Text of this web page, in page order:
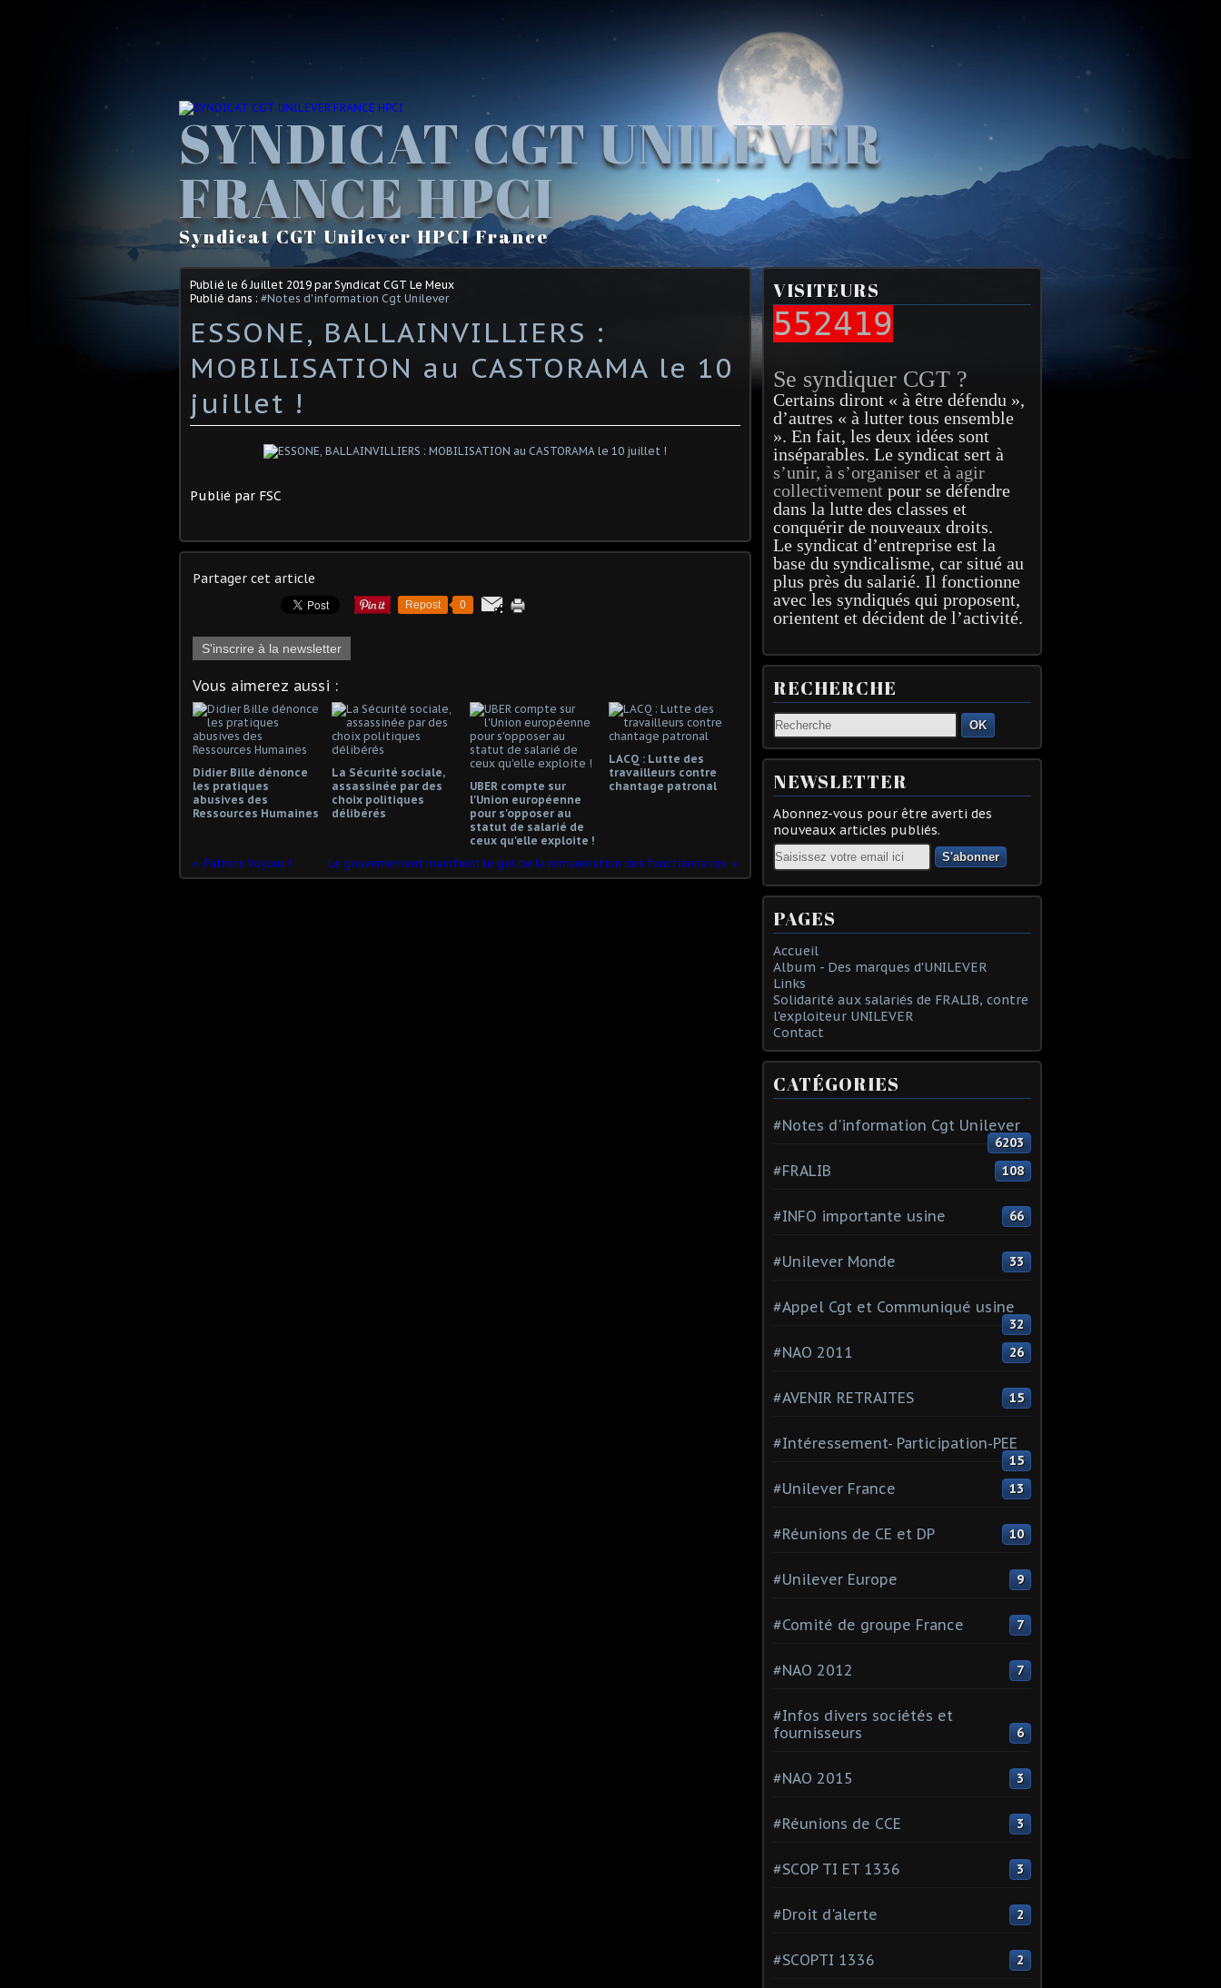
SYNDICAT CGT UNILEVER
FRANCE HPCI
Syndicat CGT Unilever HPCI France
Publié le 6 Juillet 2019 par Syndicat CGT Le Meux
Publié dans : #Notes d'information Cgt Unilever
ESSONE, BALLAINVILLIERS :
MOBILISATION au CASTORAMA le 10
juillet !
Publié par FSC
Partager cet article
Repost 0
S'inscrire à la newsletter
Vous aimerez aussi :
Didier Bille dénonce
les pratiques
abusives des
Ressources Humaines
La Sécurité sociale,
assassinée par des
choix politiques
délibérés
UBER compte sur
l'Union européenne
pour s'opposer au
statut de salarié de
ceux qu'elle exploite !
LACQ : Lutte des
travailleurs contre
chantage patronal
Patrons Voyous ! Le gouvernement maintient le gel de la rémunération des fonctionnaires
VISITEURS
552419
Se syndiquer CGT ?
Certains diront « à être défendu »,
d’autres « à lutter tous ensemble
». En fait, les deux idées sont
inséparables. Le syndicat sert à
s’unir, à s’organiser et à agir
collectivement pour se défendre
dans la lutte des classes et
conquérir de nouveaux droits.
Le syndicat d’entreprise est la
base du syndicalisme, car situé au
plus près du salarié. Il fonctionne
avec les syndiqués qui proposent,
orientent et décident de l’activité.
RECHERCHE
OK
NEWSLETTER
Abonnez-vous pour être averti des
nouveaux articles publiés.
Email
PAGES
Accueil
Album - Des marques d'UNILEVER
Links
Solidarité aux salariés de FRALIB, contre
l'exploiteur UNILEVER
Contact
CATÉGORIES
#Notes d'information Cgt Unilever
6203
#FRALIB 108
#INFO importante usine 66
#Unilever Monde 33
#Appel Cgt et Communiqué usine
32
#NAO 2011 26
#AVENIR RETRAITES 15
#Intéressement- Participation-PEE
15
#Unilever France 13
#Réunions de CE et DP 10
#Unilever Europe 9
#Comité de groupe France 7
#NAO 2012 7
#Infos divers sociétés et
fournisseurs
6
#NAO 2015 3
#Réunions de CCE 3
#SCOP TI ET 1336 3
#Droit d'alerte 2
#SCOPTI 1336 2